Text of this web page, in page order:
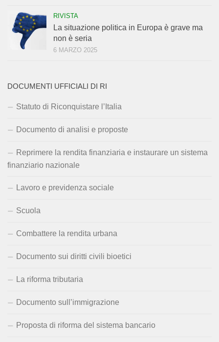
RIVISTA
La situazione politica in Europa è grave ma
non è seria
6 MARZO 2025
DOCUMENTI UFFICIALI DI RI
Statuto di Riconquistare l’Italia
Documento di analisi e proposte
Reprimere la rendita finanziaria e instaurare un sistema
finanziario nazionale
Lavoro e previdenza sociale
Scuola
Combattere la rendita urbana
Documento sui diritti civili bioetici
La riforma tributaria
Documento sull’immigrazione
Proposta di riforma del sistema bancario